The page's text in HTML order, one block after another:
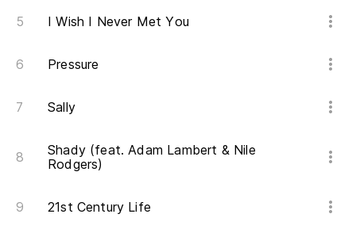
I Wish I Never Met You
Pressure
Sally
Shady (feat. Adam Lambert & Nile
Rodgers)
21st Century Life